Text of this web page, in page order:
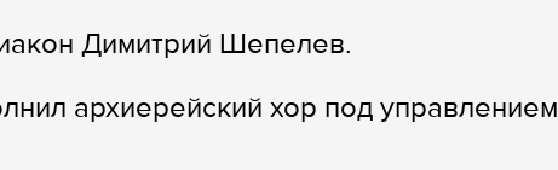
Димитрий Шепелев.
архиерейский хор под управлением